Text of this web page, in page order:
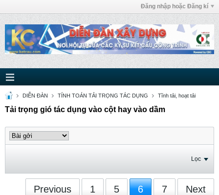
Đăng nhập hoặc Đăng kí
DIỄN ĐÀN TÍNH TOÁN TẢI TRỌNG TÁC DỤNG Tĩnh tải, hoạt tải
Tải trọng gió tác dụng vào cột hay vào dầm
Lọc
Previous 1 5 6 7 Next